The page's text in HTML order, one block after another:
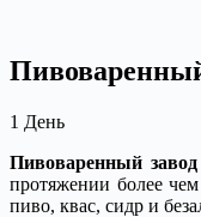
1 День
Пивоваренный
протяжении более
пиво, квас, сидр и